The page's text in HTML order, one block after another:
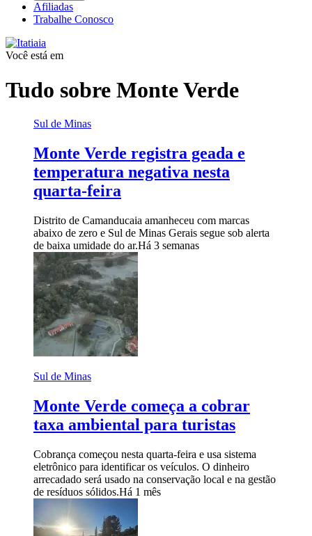
Afiliadas
Trabalhe Conosco
Você está em
Tudo sobre Monte Verde
Sul de Minas
Monte Verde registra geada e
temperatura negativa nesta
quarta-feira
Distrito de Camanducaia amanheceu com marcas
abaixo de zero e Sul de Minas Gerais segue sob alerta
de baixa umidade do ar.Há 3 semanas
Sul de Minas
Monte Verde começa a cobrar
taxa ambiental para turistas
Cobrança começou nesta quarta-feira e usa sistema
eletrônico para identificar os veículos. O dinheiro
arrecadado será usado na conservação local e na gestão
de resíduos sólidos.Há 1 mês